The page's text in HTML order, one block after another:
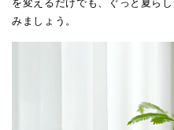
を変えるだけでも、ぐっと夏ら
みましょう。